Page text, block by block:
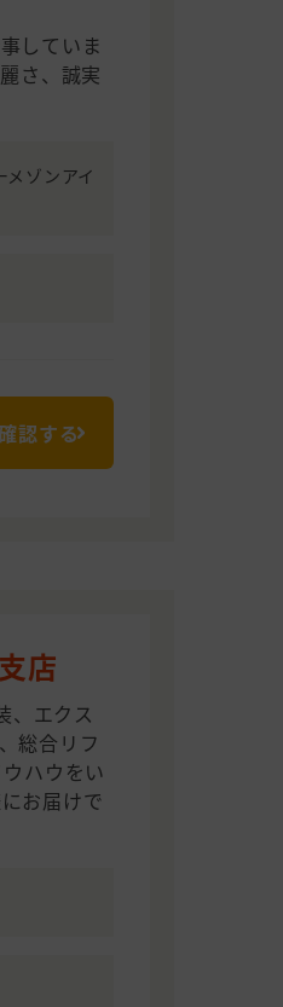
していま
さ、誠実
ゾンアイ
認する
店
、エクス
総合リフ
ハウをい
お届けで